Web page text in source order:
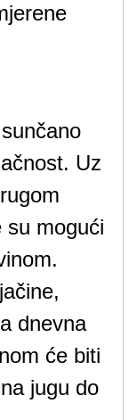
Uz
su mogući
dnevna
će biti
jugu do